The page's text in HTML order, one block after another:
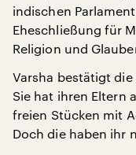
indischen
Eheschließung für
Religion und
Varsha bestätigt
Sie hat ihren Eltern
freien Stücken mit
Doch die haben ihr